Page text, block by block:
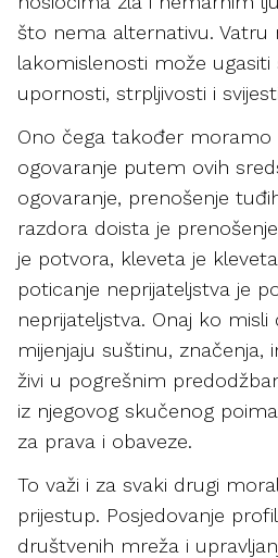
što nema alternativu. Vatru
lakomislenosti može
upornosti, strpljivosti i
Ono čega također moramo
ogovaranje putem ovih
ogovaranje, prenošenje
razdora doista je
je potvora, kleveta je
poticanje neprijateljstva je
neprijateljstva. Onaj ko misli
mijenjaju suštinu, značenja,
živi u pogrešnim
iz njegovog skučenog
za prava i obaveze.
To važi i za svaki drugi
prijestup. Posjedovanje
društvenih mreža i